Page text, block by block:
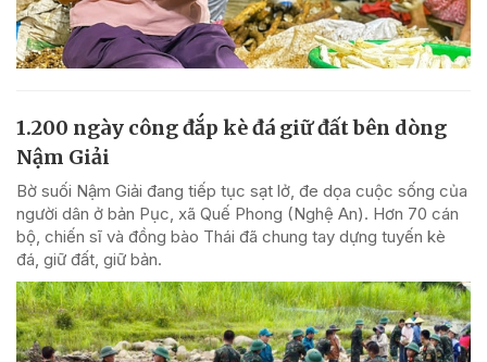
1.200 ngày công đắp kè đá giữ đất bên dòng
Nậm Giải
Bờ suối Nậm Giải đang tiếp tục sạt lở, đe dọa cuộc sống của
người dân ở bản Pục, xã Quế Phong (Nghệ An). Hơn 70 cán
bộ, chiến sĩ và đồng bào Thái đã chung tay dựng tuyến kè
đá, giữ đất, giữ bản.